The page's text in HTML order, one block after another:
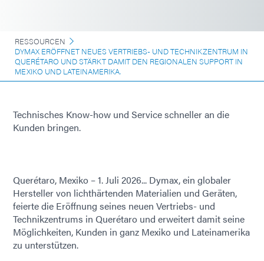
RESSOURCEN
DYMAX ERÖFFNET NEUES VERTRIEBS- UND TECHNIKZENTRUM IN
QUERÉTARO UND STÄRKT DAMIT DEN REGIONALEN SUPPORT IN
MEXIKO UND LATEINAMERIKA.
Technisches Know-how und Service schneller an die
Kunden bringen.
Querétaro, Mexiko – 1. Juli 2026... Dymax, ein globaler
Hersteller von lichthärtenden Materialien und Geräten,
feierte die Eröffnung seines neuen Vertriebs- und
Technikzentrums in Querétaro und erweitert damit seine
Möglichkeiten, Kunden in ganz Mexiko und Lateinamerika
zu unterstützen.